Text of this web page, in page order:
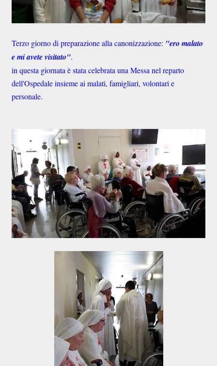
Terzo giorno di preparazione alla canonizzazione: "ero malato
e mi avete visitato".
in questa giornata è stata celebrata una Messa nel reparto
dell'Ospedale insieme ai malati, famigliari, volontari e
personale.